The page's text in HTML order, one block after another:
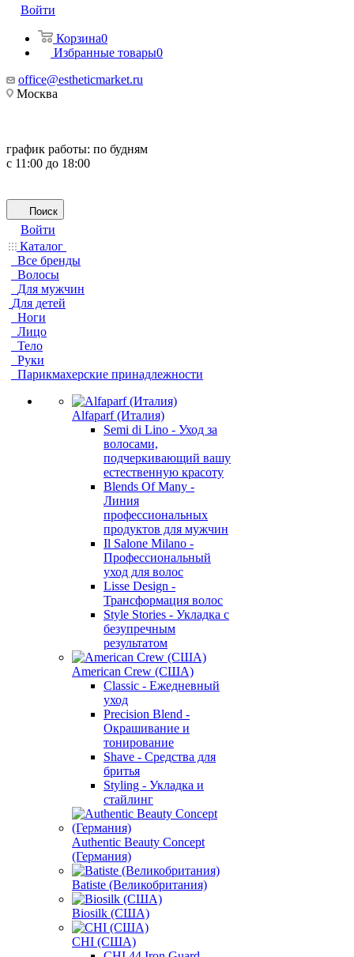
Войти
Корзина0
Избранные товары0
office@estheticmarket.ru
Москва
график работы: по будням
с 11:00 до 18:00
Поиск
Войти
Каталог
Все бренды
Волосы
Для мужчин
Для детей
Ноги
Лицо
Тело
Руки
Парикмахерские принадлежности
Alfaparf (Италия)
Semi di Lino - Уход за
волосами,
подчеркивающий вашу
естественную красоту
Blends Of Many -
Линия
профессиональных
продуктов для мужчин
Il Salone Milano -
Профессиональный
уход для волос
Lisse Design -
Трансформация волос
Style Stories - Укладка с
безупречным
результатом
American Crew (США)
Classic - Ежедневный
уход
Precision Blend -
Окрашивание и
тонирование
Shave - Средства для
бритья
Styling - Укладка и
стайлинг
Authentic Beauty Concept
(Германия)
Batiste (Великобритания)
Biosilk (США)
CHI (США)